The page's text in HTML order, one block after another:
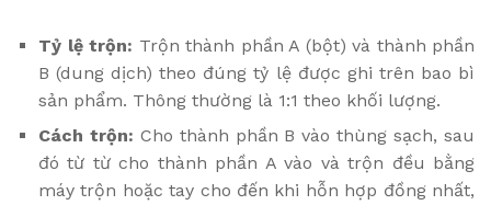
Tỷ lệ trộn: Trộn thành phần A (bột) và thành phần
B (dung dịch) theo đúng tỷ lệ được ghi trên bao bì
sản phẩm. Thông thường là 1:1 theo khối lượng.
Cách trộn: Cho thành phần B vào thùng sạch, sau
đó từ từ cho thành phần A vào và trộn đều bằng
máy trộn hoặc tay cho đến khi hỗn hợp đồng nhất,